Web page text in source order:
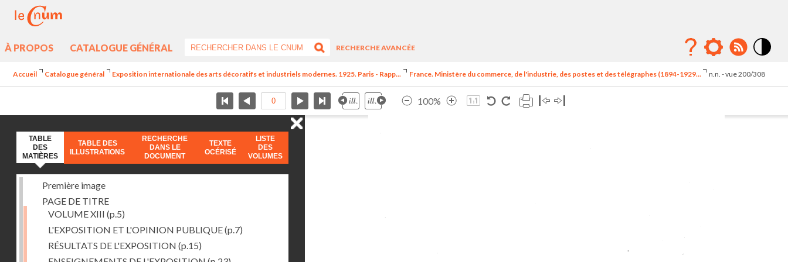
À PROPOS CATALOGUE GÉNÉRAL
RECHERCHE AVANCÉE
élévé
Accueil Catalogue général Exposition internationale des arts décoratifs et industriels modernes. 1925. Paris - Rapp... France. Ministère du commerce, de l'industrie, des postes et des télégraphes (1894-1929... n.n. - vue 200/308
100%
TABLE
DES
MATIÈRES
TABLE DES
ILLUSTRATIONS
RECHERCHE
DANS LE
DOCUMENT
TEXTE
OCÉRISÉ
LISTE
DES
VOLUMES
Première image
PAGE DE TITRE
VOLUME XIII (p.5)
L'EXPOSITION ET L'OPINION PUBLIQUE(p.7)
RÉSULTATS DE L'EXPOSITION (p.15)